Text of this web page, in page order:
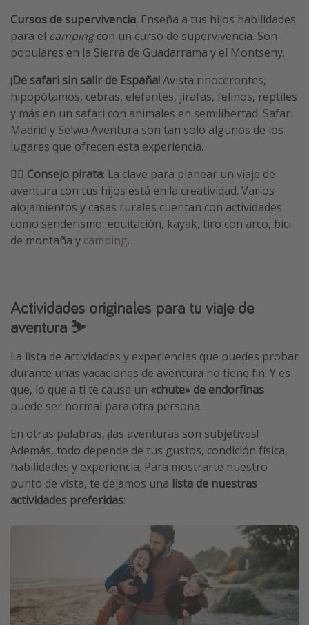
Cursos de supervivencia. Enseña a tus hijos habilidades
para el campingcon un curso de supervivencia. Son
populares en la Sierra de Guadarrama y el Montseny.
¡De safari sin salir de España!Avista rinocerontes,
hipopótamos, cebras, elefantes, jirafas, felinos, reptiles
y más en un safari con animales en semilibertad. Safari
Madrid y Selwo Aventura son tan solo algunos de los
lugares que ofrecen esta experiencia.
🏴‍☠️ Consejo pirata: La clave para planear un viaje de
aventura con tus hijos está en la creatividad. Varios
alojamientos y casas rurales cuentan con actividades
como senderismo, equitación, kayak, tiro con arco, bici
de montaña y camping.
Actividades originales para tu viaje de
aventura ⛷️
La lista de actividades y experiencias que puedes probar
durante unas vacaciones de aventura no tiene fin. Y es
que, lo que a ti te causa un «chute» de endorfinas
puede ser normal para otra persona.
En otras palabras, ¡las aventuras son subjetivas!
Además, todo depende de tus gustos, condición física,
habilidades y experiencia. Para mostrarte nuestro
punto de vista, te dejamos una lista de nuestras
actividades preferidas: